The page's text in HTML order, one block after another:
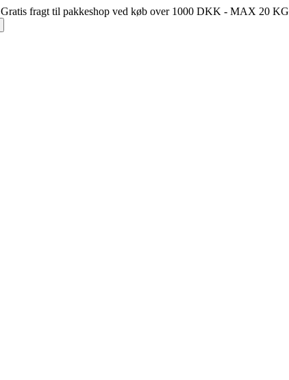
Gratis fragt til pakkeshop ved køb over 1000 DKK - MAX 20 KG